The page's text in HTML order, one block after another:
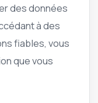
des données
à des
fiables, vous
que vous